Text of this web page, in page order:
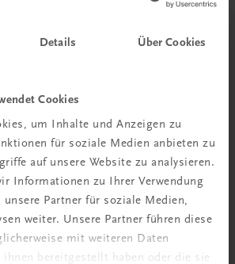
Details Über Cookies
Cookies
um Inhalte und Anzeigen zu
für soziale Medien anbieten zu
auf unsere Website zu analysieren.
Informationen zu Ihrer Verwendung
unsere Partner für soziale Medien,
weiter. Unsere Partner führen diese
mit weiteren Daten
ihnen bereitgestellt haben oder die sie